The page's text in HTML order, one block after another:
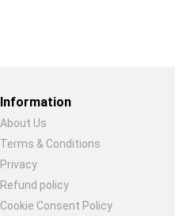
Information
About Us
Terms & Conditions
Privacy
Refund policy
Cookie Consent Policy